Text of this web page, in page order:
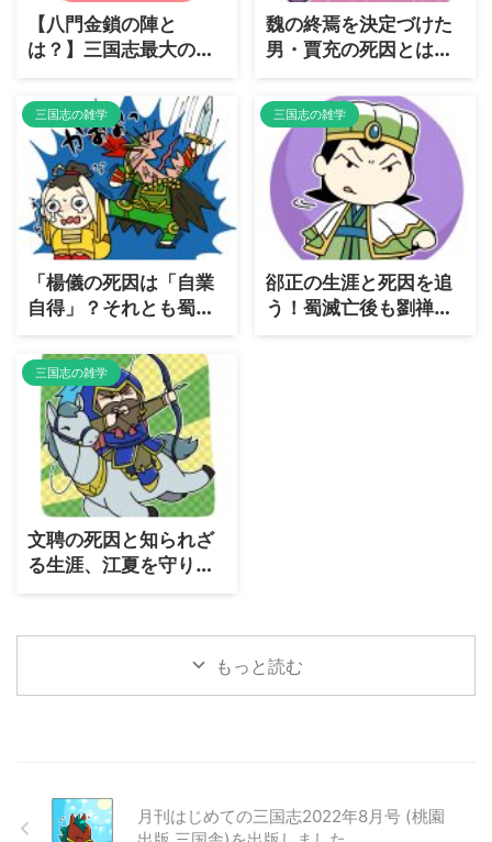
【八門金鎖の陣と
は？】三国志最大の
罠・八門金鎖の陣の恐
怖と攻略方法を徹底解
説
魏の終焉を決定づけた
男・賈充の死因とは？
歴史に残る「皇帝弑
逆」の代償
三国志の雑学
「楊儀の死因は「自業
自得」？それとも蜀の
宿命だったのか？
三国志の雑学
郤正の生涯と死因を追
う！蜀滅亡後も劉禅を
支えた忠臣の真実
三国志の雑学
文聘の死因と知られざ
る生涯、江夏を守り抜
いた忠義の守護神はな
価？
もっと読む
月刊はじめての三国志2022年8月号 (桃園